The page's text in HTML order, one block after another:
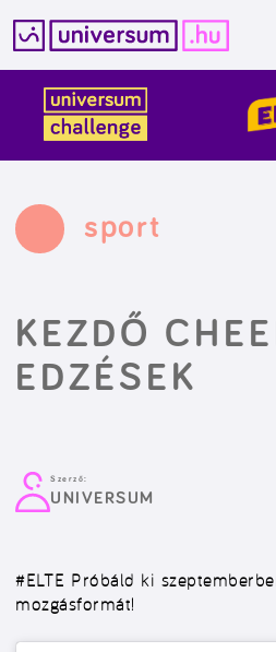
tartalomba
sport
KEZDŐ
EDZÉSEK
Szerző:
UNIVERSUM
#ELTE Próbáld ki
mozgásformát!